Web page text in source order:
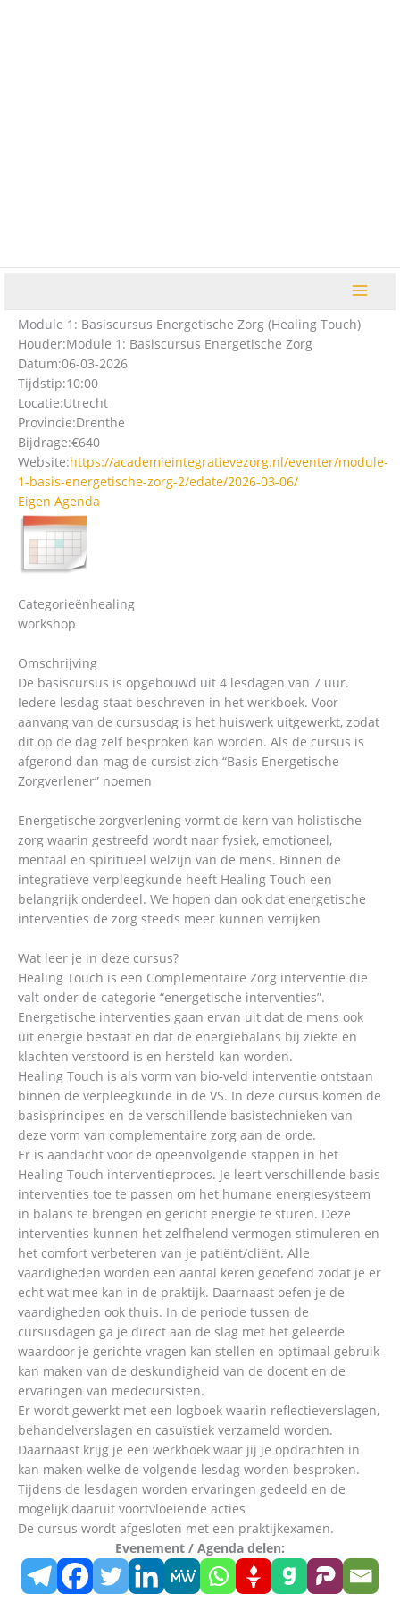
Module 1: Basiscursus Energetische Zorg (Healing Touch)
Houder:Module 1: Basiscursus Energetische Zorg
Datum:06-03-2026
Tijdstip:10:00
Locatie:Utrecht
Provincie:Drenthe
Bijdrage:€640
Website:https://academieintegratievezorg.nl/eventer/module-
1-basis-energetische-zorg-2/edate/2026-03-06/
Eigen Agenda
Categorieënhealing
workshop
Omschrijving
De basiscursus is opgebouwd uit 4 lesdagen van 7 uur.
Iedere lesdag staat beschreven in het werkboek. Voor
aanvang van de cursusdag is het huiswerk uitgewerkt, zodat
dit op de dag zelf besproken kan worden. Als de cursus is
afgerond dan mag de cursist zich “Basis Energetische
Zorgverlener” noemen
Energetische zorgverlening vormt de kern van holistische
zorg waarin gestreefd wordt naar fysiek, emotioneel,
mentaal en spiritueel welzijn van de mens. Binnen de
integratieve verpleegkunde heeft Healing Touch een
belangrijk onderdeel. We hopen dan ook dat energetische
interventies de zorg steeds meer kunnen verrijken
Wat leer je in deze cursus?
Healing Touch is een Complementaire Zorg interventie die
valt onder de categorie “energetische interventies”.
Energetische interventies gaan ervan uit dat de mens ook
uit energie bestaat en dat de energiebalans bij ziekte en
klachten verstoord is en hersteld kan worden.
Healing Touch is als vorm van bio-veld interventie ontstaan
binnen de verpleegkunde in de VS. In deze cursus komen de
basisprincipes en de verschillende basistechnieken van
deze vorm van complementaire zorg aan de orde.
Er is aandacht voor de opeenvolgende stappen in het
Healing Touch interventieproces. Je leert verschillende basis
interventies toe te passen om het humane energiesysteem
in balans te brengen en gericht energie te sturen. Deze
interventies kunnen het zelfhelend vermogen stimuleren en
het comfort verbeteren van je patiënt/cliënt. Alle
vaardigheden worden een aantal keren geoefend zodat je er
echt wat mee kan in de praktijk. Daarnaast oefen je de
vaardigheden ook thuis. In de periode tussen de
cursusdagen ga je direct aan de slag met het geleerde
waardoor je gerichte vragen kan stellen en optimaal gebruik
kan maken van de deskundigheid van de docent en de
ervaringen van medecursisten.
Er wordt gewerkt met een logboek waarin reflectieverslagen,
behandelverslagen en casuïstiek verzameld worden.
Daarnaast krijg je een werkboek waar jij je opdrachten in
kan maken welke de volgende lesdag worden besproken.
Tijdens de lesdagen worden ervaringen gedeeld en de
mogelijk daaruit voortvloeiende acties
De cursus wordt afgesloten met een praktijkexamen.
Evenement / Agenda delen: